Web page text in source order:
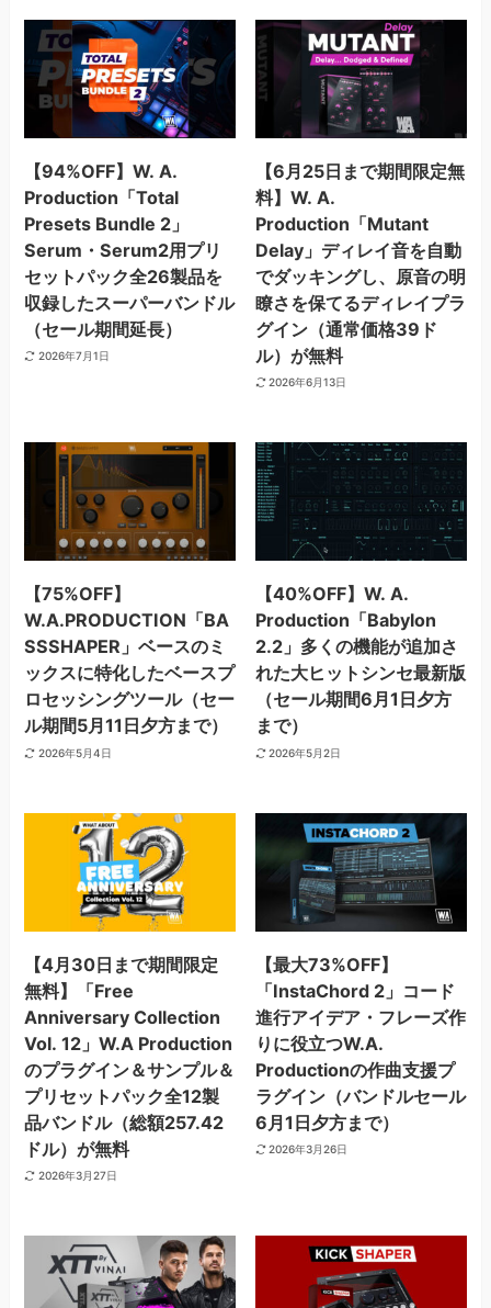
【94%OFF】W. A.
Production「Total
Presets Bundle 2」
Serum・Serum2用プリ
セットパック全26製品を
収録したスーパーバンドル
（セール期間延長）
2026年7月1日
【6月25日まで期間限定無
料】W. A.
Production「Mutant
Delay」ディレイ音を自動
でダッキングし、原音の明
瞭さを保てるディレイプラ
グイン（通常価格39ド
ル）が無料
2026年6月13日
【75%OFF】
W.A.PRODUCTION「BA
SSSHAPER」ベースのミ
ックスに特化したベースプ
ロセッシングツール（セー
ル期間5月11日夕方まで）
2026年5月4日
【40%OFF】W. A.
Production「Babylon
2.2」多くの機能が追加さ
れた大ヒットシンセ最新版
（セール期間6月1日夕方
まで）
2026年5月2日
【4月30日まで期間限定
無料】「Free
Anniversary Collection
Vol. 12」W.A Production
のプラグイン＆サンプル＆
プリセットパック全12製
品バンドル（総額257.42
ドル）が無料
2026年3月27日
【最大73%OFF】
「InstaChord 2」コード
進行アイデア・フレーズ作
りに役立つW.A.
Productionの作曲支援プ
ラグイン（バンドルセール
6月1日夕方まで）
2026年3月26日